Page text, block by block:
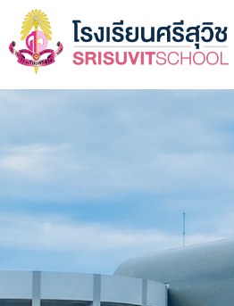
ข้าม
ยัง
เนื้อหา
หลัก